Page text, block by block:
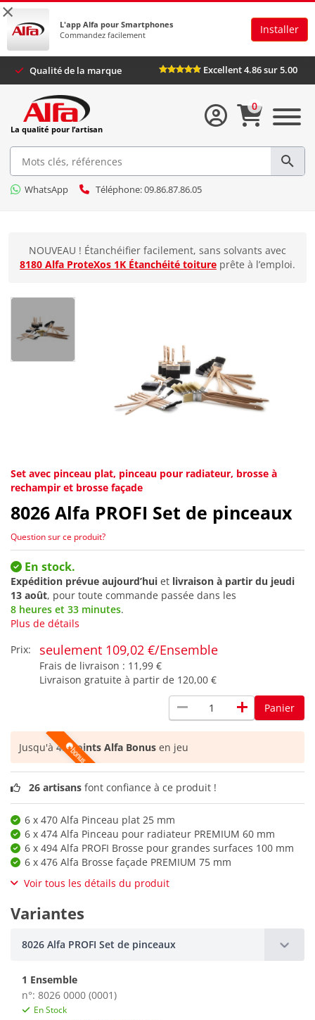
×
L'app Alfa pour Smartphones
Commandez facilement
Installer
Qualité de la marque Excellent 4.86 sur 5.00
La qualité pour l’artisan
WhatsApp Téléphone: 09.86.87.86.05
0
NOUVEAU ! Étanchéifier facilement, sans solvants avec
8180 Alfa ProteXos 1K Étanchéité toiture prête à l’emploi.
Set avec pinceau plat, pinceau pour radiateur, brosse à
rechampir et brosse façade
8026 Alfa PROFI Set de pinceaux
Question sur ce produit?
En stock.
Expédition prévue aujourd’hui et livraison à partir du jeudi
13 août, pour toute commande passée dans les
8 heures et 33 minutes.
Plus de détails
Prix:
seulement 109,02 €/Ensemble
Frais de livraison : 11,99 €
Livraison gratuite à partir de 120,00 €
remove add Panier
Jusqu'à45 points Alfa Bonus en jeu
26 artisans font confiance à ce produit !
6 x 470 Alfa Pinceau plat 25 mm
6 x 474 Alfa Pinceau pour radiateur PREMIUM 60 mm
6 x 494 Alfa PROFI Brosse pour grandes surfaces 100 mm
6 x 476 Alfa Brosse façade PREMIUM 75 mm
Voir tous les détails du produit
Variantes
8026 Alfa PROFI Set de pinceaux
1 Ensemble
n°: 8026 0000 (0001)
En Stock